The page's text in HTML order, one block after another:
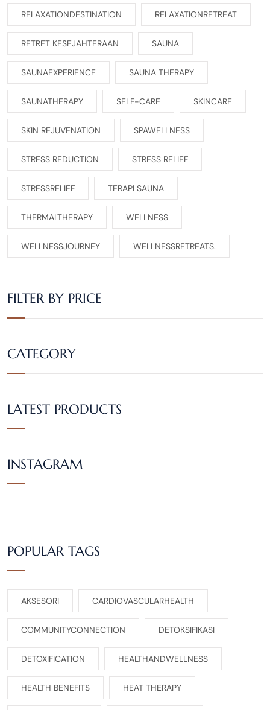
RELAXATIONDESTINATION RELAXATIONRETREAT
RETRET KESEJAHTERAAN SAUNA
SAUNAEXPERIENCE SAUNA THERAPY
SAUNATHERAPY SELF-CARE SKINCARE
SKIN REJUVENATION SPAWELLNESS
STRESS REDUCTION STRESS RELIEF
STRESSRELIEF TERAPI SAUNA
THERMALTHERAPY WELLNESS
WELLNESSJOURNEY WELLNESSRETREATS.
FILTER BY PRICE
CATEGORY
LATEST PRODUCTS
INSTAGRAM
POPULAR TAGS
AKSESORI CARDIOVASCULARHEALTH
COMMUNITYCONNECTION DETOKSIFIKASI
DETOXIFICATION HEALTHANDWELLNESS
HEALTH BENEFITS HEAT THERAPY